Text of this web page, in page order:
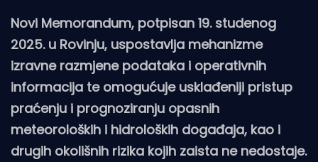
Novi Memorandum, potpisan 19. studenog
2025. u Rovinju, uspostavlja mehanizme
izravne razmjene podataka i operativnih
informacija te omogućuje usklađeniji pristup
praćenju i prognoziranju opasnih
meteoroloških i hidroloških događaja, kao i
drugih okolišnih rizika kojih zaista ne nedostaje.